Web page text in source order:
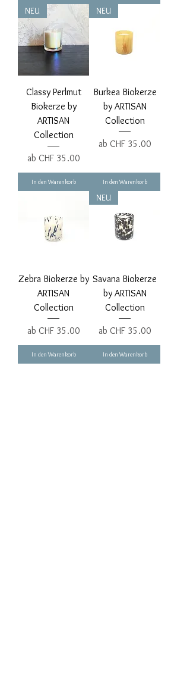
NEU
Classy Perlmut
Biokerze by
ARTISAN
Collection
ab CHF 35.00
Sale-Preis
In den Warenkorb
NEU
Burkea Biokerze
by ARTISAN
Collection
ab CHF 35.00
Sale-Preis
In den Warenkorb
Zebra Biokerze by
ARTISAN
Collection
ab CHF 35.00
Sale-Preis
In den Warenkorb
NEU
Savana Biokerze
by ARTISAN
Collection
ab CHF 35.00
Sale-Preis
In den Warenkorb